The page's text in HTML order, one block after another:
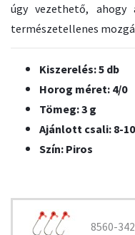
úgy vezethető,
természetellenes
Kiszerelés: 5 db
Horog méret: 4/0
Tömeg: 3 g
Ajánlott csali: 8-
Szín: Piros
8560-342